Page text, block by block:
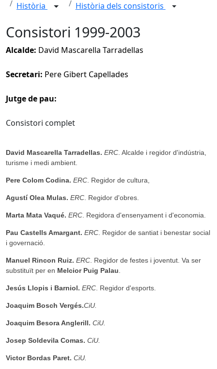
Història
Història dels consistoris
Consistori 1999-2003
Alcalde: David Mascarella Tarradellas
Secretari: Pere Gibert Capellades
Jutge de pau:
Consistori complet
David Mascarella Tarradellas. ERC . Alcalde i regidor d'indústria,
turisme i medi ambient.
Pere Colom Codina. ERC . Regidor de cultura,
Agustí Olea Mulas. ERC . Regidor d'obres.
Marta Mata Vaqué. ERC . Regidora d'ensenyament i d'economia.
Pau Castells Amargant. ERC . Regidor de santiat i benestar social
i governació.
Manuel Rincon Ruiz. ERC . Regidor de festes i joventut. Va ser
substituït per en Melcior Puig Palau
Jesús Llopis i Barniol. ERC . Regidor d'esports.
Joaquim Bosch Vergés.CiU.
Joaquim Besora Anglerill. CiU.
Josep Soldevila Comas. CiU.
Victor Bordas Paret. CiU.